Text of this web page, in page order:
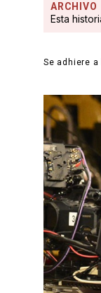
ARCHIVO
Esta
Se adhiere